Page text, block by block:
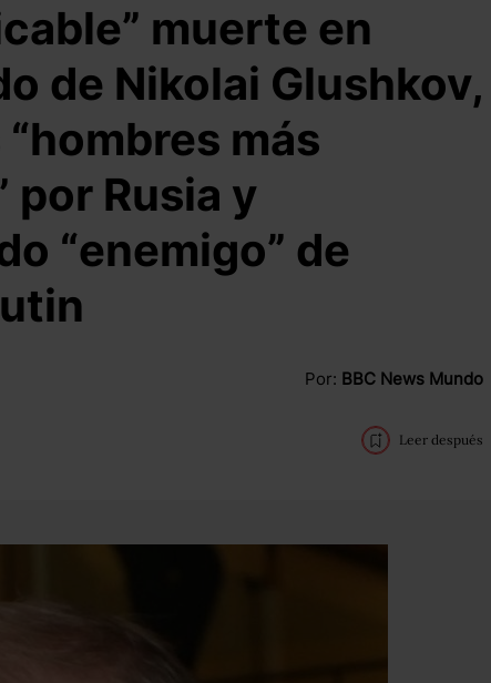
muerte en
de Nikolai Glushkov,
más
por Rusia y
“enemigo” de
Por: BBC News Mundo
Leer después